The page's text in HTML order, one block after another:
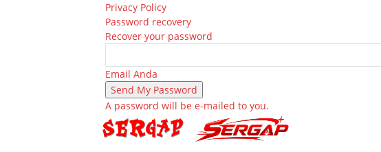
Privacy Policy
Password recovery
Recover your password
Email Anda
A password will be e-mailed to you.